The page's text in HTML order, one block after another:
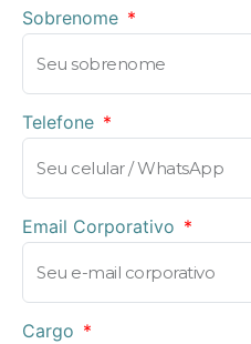
Sobrenome
Telefone
Email Corporativo
Cargo